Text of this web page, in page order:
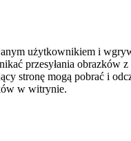
użytkownikiem i
przesyłania obrazków
stronę mogą pobrać i
w witrynie.